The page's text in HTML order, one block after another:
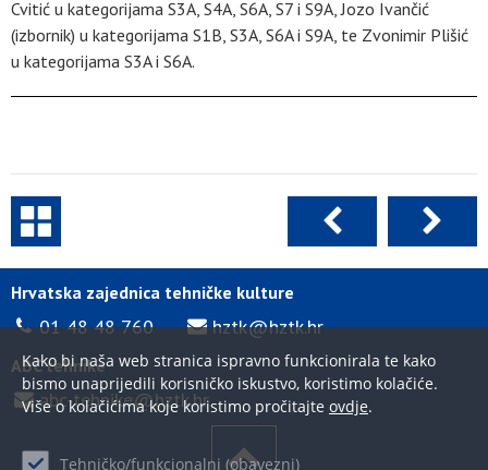
Cvitić u kategorijama S3A, S4A, S6A, S7 i S9A, Jozo Ivančić
(izbornik) u kategorijama S1B, S3A, S6A i S9A, te Zvonimir Plišić
u kategorijama S3A i S6A.
Hrvatska zajednica tehničke kulture
01 48 48 760 hztk@hztk.hr
ABC tehnike
abc-tehnike@hztk.hr
Kako bi naša web stranica ispravno funkcionirala te kako
bismo unaprijedili korisničko iskustvo, koristimo kolačiće.
Više o kolačićima koje koristimo pročitajte ovdje.
Tehničko/funkcionalni (obavezni)